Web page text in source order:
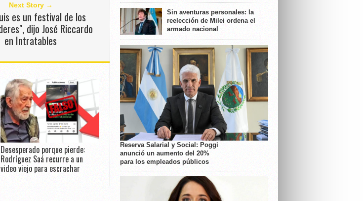
Next Story →
es un festival de los
dijo José Riccardo
en Intratables
Desesperado porque pierde:
Rodríguez Saá recurre a un
video viejo para escrachar
Sin aventuras personales: la
reelección de Milei ordena el
armado nacional
Reserva Salarial y Social: Poggi
anunció un aumento del 20%
para los empleados públicos